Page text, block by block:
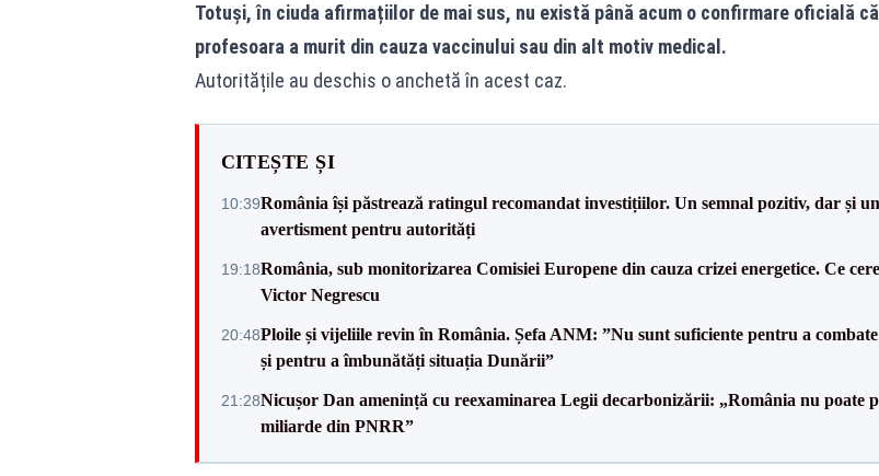
Totuși, în ciuda afirmațiilor de mai sus, nu există până acum o confirmare oficială că
profesoara a murit din cauza vaccinului sau din alt motiv medical.
Autoritățile au deschis o anchetă în acest caz.
CITEȘTE ȘI
10:39România își păstrează ratingul recomandat investițiilor. Un semnal pozitiv, dar și un
avertisment pentru autorități
19:18România, sub monitorizarea Comisiei Europene din cauza crizei energetice. Ce cere
Victor Negrescu
20:48Ploile și vijeliile revin în România. Șefa ANM: ”Nu sunt suficiente pentru a combate
și pentru a îmbunătăți situația Dunării”
21:28Nicușor Dan amenință cu reexaminarea Legii decarbonizării: „România nu poate
miliarde din PNRR”